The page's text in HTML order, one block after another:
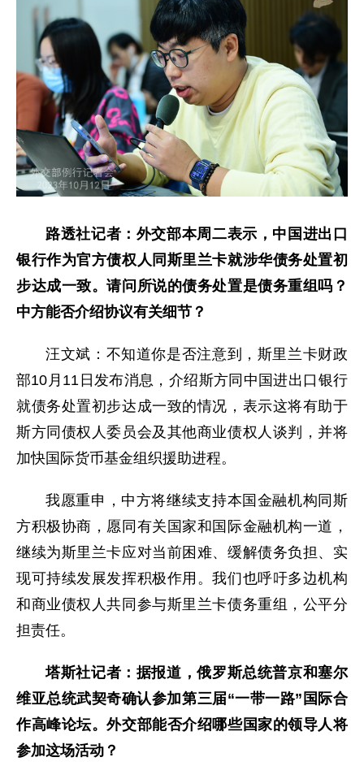
路透社记者：外交部本周二表示，中国进出口
银行作为官方债权人同斯里兰卡就涉华债务处置初
步达成一致。请问所说的债务处置是债务重组吗？
中方能否介绍协议有关细节？
汪文斌：不知道你是否注意到，斯里兰卡财政
部10月11日发布消息，介绍斯方同中国进出口银行
就债务处置初步达成一致的情况，表示这将有助于
斯方同债权人委员会及其他商业债权人谈判，并将
加快国际货币基金组织援助进程。
我愿重申，中方将继续支持本国金融机构同斯
方积极协商，愿同有关国家和国际金融机构一道，
继续为斯里兰卡应对当前困难、缓解债务负担、实
现可持续发展发挥积极作用。我们也呼吁多边机构
和商业债权人共同参与斯里兰卡债务重组，公平分
担责任。
塔斯社记者：据报道，俄罗斯总统普京和塞尔
维亚总统武契奇确认参加第三届“一带一路”国际合
作高峰论坛。外交部能否介绍哪些国家的领导人将
参加这场活动？